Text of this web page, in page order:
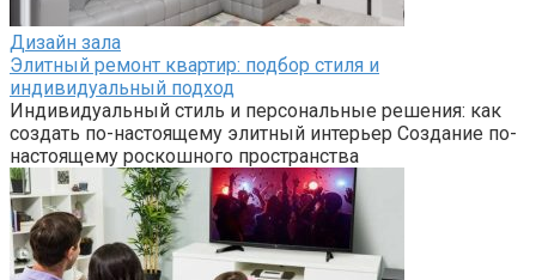
Дизайн зала
Элитный ремонт квартир: подбор стиля и
индивидуальный подход
Индивидуальный стиль и персональные решения: как
создать по-настоящему элитный интерьер Создание по-
настоящему роскошного пространства